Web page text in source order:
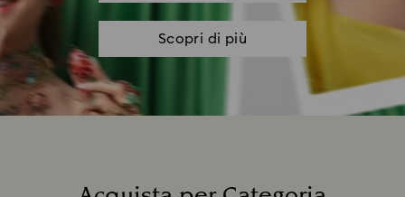
Scopri di più